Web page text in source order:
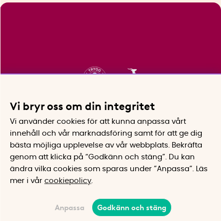
Vi bryr oss om din integritet
Vi använder cookies för att kunna anpassa vårt
innehåll och vår marknadsföring samt för att ge dig
bästa möjliga upplevelse av vår webbplats.
Bekräfta
genom att klicka på “Godkänn och stäng”. Du kan
ändra vilka cookies som sparas under ”Anpassa”.
Läs
mer i vår cookiepolicy
Anpassa Godkänn och stäng